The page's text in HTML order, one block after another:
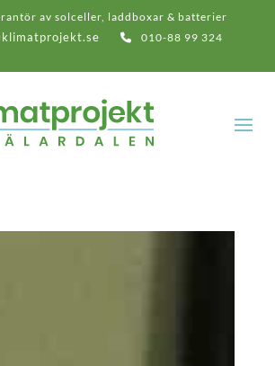
av solceller, laddboxar & batterier
010-88 99 324